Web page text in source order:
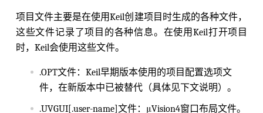
项目文件主要是在使用Keil创建项目时生成的各种文件，
这些文件记录了项目的各种信息。在使用Keil打开项目
时，Keil会使用这些文件。
.OPT文件：Keil早期版本使用的项目配置选项文
件，在新版本中已被替代（具体见下文说明）。
.UVGUI[.user-name]文件：μVision4窗口布局文件。